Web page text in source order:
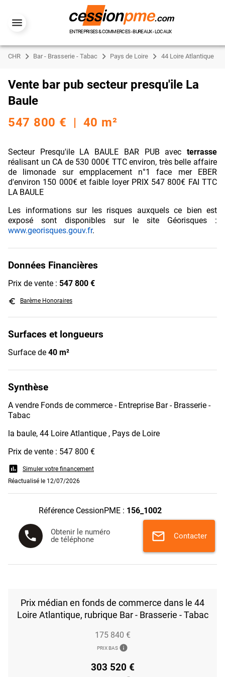
ENTREPRISES & COMMERCES - BUREAUX - LOCAUX
CHR Bar - Brasserie - Tabac Pays de Loire 44 Loire Atlantique
Vente bar pub secteur presqu'ile La
Baule
547 800 € | 40 m²
Secteur Presqu'ile LA BAULE BAR PUB avec terrasse
réalisant un CA de 530 000€ TTC environ, très belle affaire
de limonade sur empplacement n°1 face mer EBER
d'environ 150 000€ et faible loyer PRIX 547 800€ FAI TTC
LA BAULE
Les informations sur les risques auxquels ce bien est
exposé sont disponibles sur le site Géorisques :
www.georisques.gouv.fr.
Données Financières
Prix de vente : 547 800 €
euro_symbol Barème Honoraires
Surfaces et longueurs
Surface de 40 m²
Synthèse
A vendre Fonds de commerce - Entreprise Bar - Brasserie -
Tabac
la baule, 44 Loire Atlantique , Pays de Loire
Prix de vente : 547 800 €
assessment
Simuler votre financement
Réactualisé le 12/07/2026
Référence CessionPME : 156_1002
phone
Obtenir le numéro
de téléphone
mail Contacter
Prix médian en fonds de commerce dans le 44
Loire Atlantique, rubrique Bar - Brasserie - Tabac
175 840 €
PRIX BAS info
303 520 €